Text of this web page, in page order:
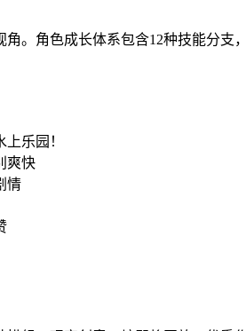
。角色成长体系包含12种技能分
乐园！
爽快
情